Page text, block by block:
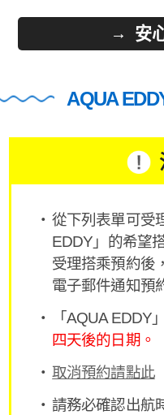
安
AQUA
從下列表單可受
EDDY」的希望
受理搭乘預約後
電子郵件通知預
「AQUA EDDY
四天後的日期。
取消預約請點此
請務必確認出航